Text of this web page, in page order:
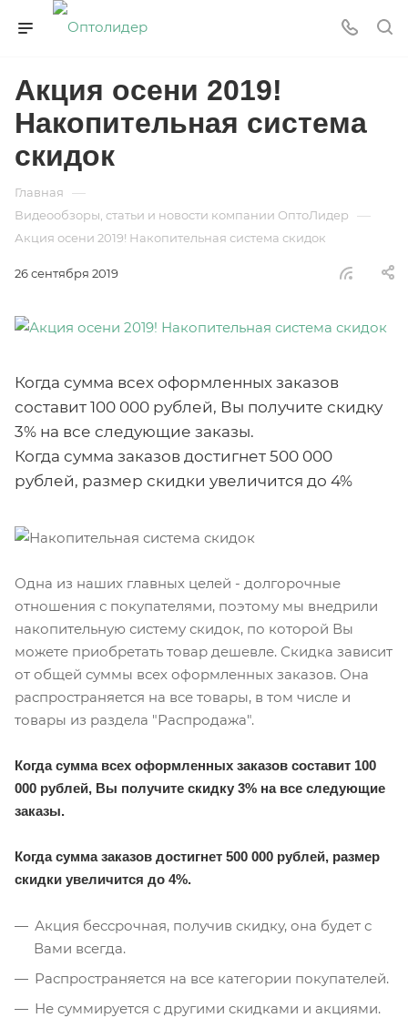
Акция осени 2019!
Накопительная система
скидок
Главная —
Видеообзоры, статьи и новости компании ОптоЛидер —
Акция осени 2019! Накопительная система скидок
26 сентября 2019
Когда сумма всех оформленных заказов
составит 100 000 рублей, Вы получите скидку
3% на все следующие заказы.
Когда сумма заказов достигнет 500 000
рублей, размер скидки увеличится до 4%
Одна из наших главных целей - долгорочные
отношения с покупателями, поэтому мы внедрили
накопительную систему скидок, по которой Вы
можете приобретать товар дешевле. Скидка зависит
от общей суммы всех оформленных заказов. Она
распространяется на все товары, в том числе и
товары из раздела "Распродажа".
Когда сумма всех оформленных заказов составит 100
000 рублей, Вы получите скидку 3% на все следующие
заказы.
Когда сумма заказов достигнет 500 000 рублей, размер
скидки увеличится до 4%.
Акция бессрочная, получив скидку, она будет с
Вами всегда.
Распространяется на все категории покупателей.
Не суммируется с другими скидками и акциями.